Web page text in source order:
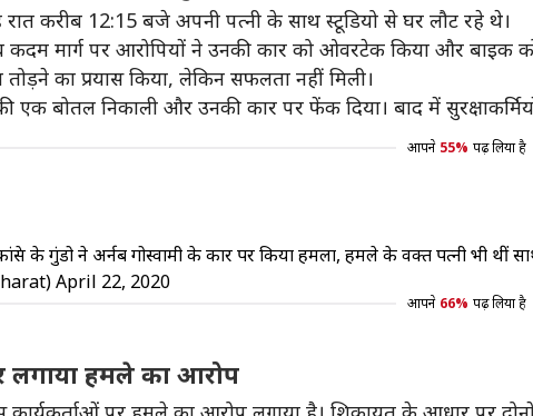
रात करीब 12:15 बजे अपनी पत्नी के साथ स्टूडियो से घर लौट रहे थे।
मार्ग पर आरोपियों ने उनकी कार को ओवरटेक किया और बाइक
का प्रयास किया, लेकिन सफलता नहीं मिली।
एक बोतल निकाली और उनकी कार पर फेंक दिया। बाद में
आपने 55% पढ़ लिया है
के गुंडो ने अर्नब गोस्वामी के कार पर किया हमला, हमले के वक्त पत्नी भी थीं
April 22, 2020
आपने 66% पढ़ लिया है
लगाया हमले का आरोप